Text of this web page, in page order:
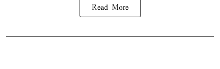
Read More